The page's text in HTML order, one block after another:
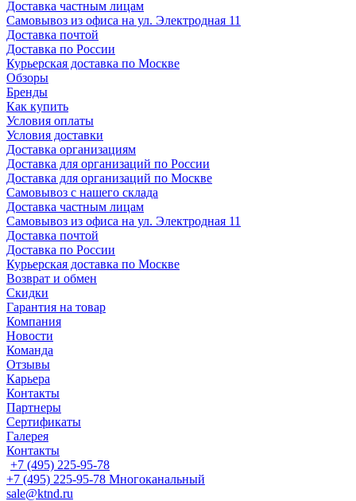
Доставка частным лицам
Самовывоз из офиса на ул. Электродная 11
Доставка почтой
Доставка по России
Курьерская доставка по Москве
Обзоры
Бренды
Как купить
Условия оплаты
Условия доставки
Доставка организациям
Доставка для организаций по России
Доставка для организаций по Москве
Самовывоз с нашего склада
Доставка частным лицам
Самовывоз из офиса на ул. Электродная 11
Доставка почтой
Доставка по России
Курьерская доставка по Москве
Возврат и обмен
Скидки
Гарантия на товар
Компания
Новости
Команда
Отзывы
Карьера
Контакты
Партнеры
Сертификаты
Галерея
Контакты
+7 (495) 225-95-78
+7 (495) 225-95-78 Многоканальный
sale@ktnd.ru